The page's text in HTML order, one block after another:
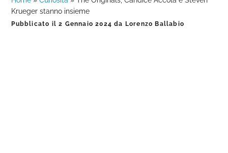
Krueger stanno insieme
Pubblicato il2 Gennaio 2024 da Lorenzo Ballabio